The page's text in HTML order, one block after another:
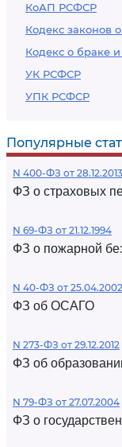
КоАП РСФСР
Кодекс законов
Кодекс о браке
УК РСФСР
УПК РСФСР
Популярные
N 400-ФЗ от 28.12.2013
ФЗ о страховых
N 69-ФЗ от 21.12.1994
ФЗ о пожарной
N 40-ФЗ от 25.04.2002
ФЗ об ОСАГО
N 273-ФЗ от 29.12.2012
ФЗ об
N 79-ФЗ от 27.07.2004
ФЗ о